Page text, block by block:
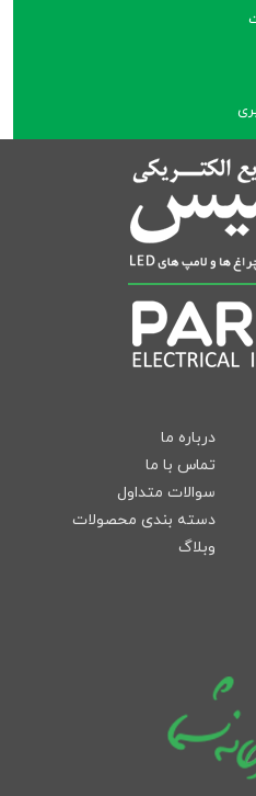
درباره ما
تماس با ما
سوالات متداول
دسته بندی محصولات
وبلاگ